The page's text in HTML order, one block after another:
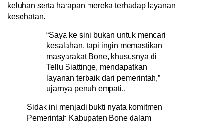
keluhan serta harapan mereka terhadap layanan
kesehatan.
“Saya ke sini bukan untuk mencari
kesalahan, tapi ingin memastikan
masyarakat Bone, khususnya di
Tellu Siattinge, mendapatkan
layanan terbaik dari pemerintah,”
ujarnya penuh empati..
Sidak ini menjadi bukti nyata komitmen
Pemerintah Kabupaten Bone dalam